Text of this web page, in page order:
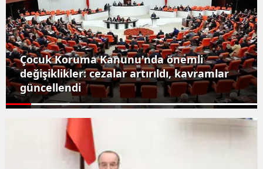
Çocuk Koruma Kanunu'nda önemli
değişiklikler: cezalar artırıldı, kavramlar
güncellendi